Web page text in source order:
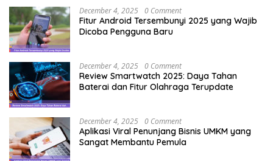
December 4, 2025 0 Comment
Fitur Android Tersembunyi 2025 yang Wajib
Dicoba Pengguna Baru
December 4, 2025 0 Comment
Review Smartwatch 2025: Daya Tahan
Baterai dan Fitur Olahraga Terupdate
December 4, 2025 0 Comment
Aplikasi Viral Penunjang Bisnis UMKM yang
Sangat Membantu Pemula